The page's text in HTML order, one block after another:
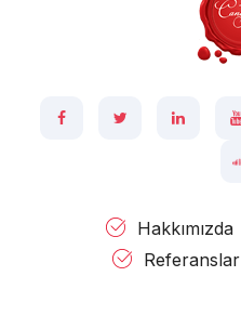
Hakkımızda
Referanslar